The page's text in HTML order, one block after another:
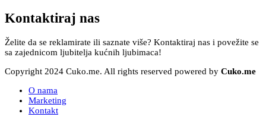
Kontaktiraj nas
Želite da se reklamirate ili saznate više? Kontaktiraj nas i povežite se
sa zajednicom ljubitelja kućnih ljubimaca!
Copyright 2024 Cuko.me. All rights reserved powered by Cuko.me
O nama
Marketing
Kontakt